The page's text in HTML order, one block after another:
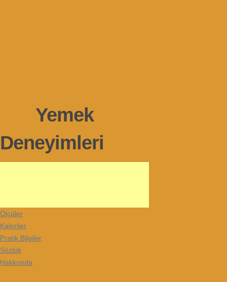
Yemek
Deneyimleri
Ölçüler
Kaloriler
Pratik Bilgiler
Sözlük
Hakkımda